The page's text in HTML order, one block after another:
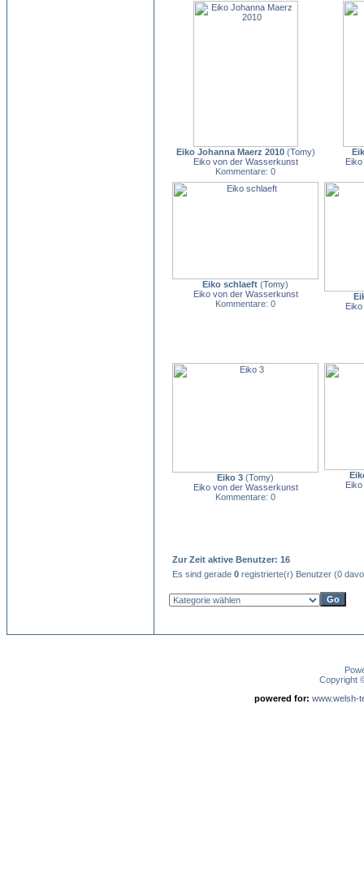
Eiko Johanna Maerz 2010(Tomy)
Eiko von der Wasserkunst
Kommentare: 0
Eiko schlaeft (Tomy)
Eiko von der Wasserkunst
Kommentare: 0
Eiko 3 (Tomy)
Eiko von der Wasserkunst
Kommentare: 0
Zur Zeit aktive Benutzer: 16
Es sind gerade 0 registrierte(r) Benutzer (0
Copyright
powered for: www.welsh-